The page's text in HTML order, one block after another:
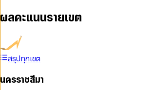
ผลคะแนนรายเขต
สรุปทุกเขต
นครราชสีมา